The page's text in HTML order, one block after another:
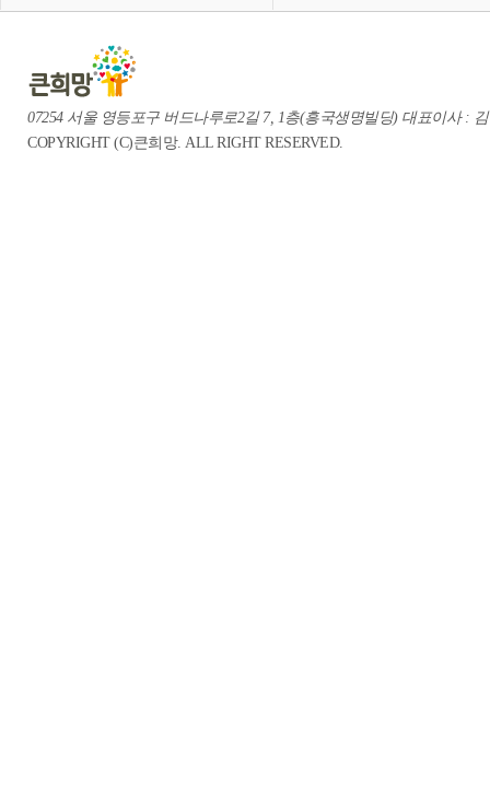
07254 서울 영등포구 버드나루로2길 7, 1층(흥국생명빌딩) 대표이사 : 김
COPYRIGHT (C)큰희망. ALL RIGHT RESERVED.